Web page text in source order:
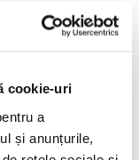
cookie-uri
a
și anunțurile,
vor ieși
“Ai
anterioară, am
runda a